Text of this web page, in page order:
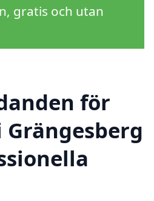
gratis och utan
för